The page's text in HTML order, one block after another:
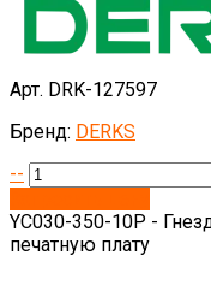
Арт. DRK-127597
Бренд: DERKS
--
YC030-350-10P -
печатную плату